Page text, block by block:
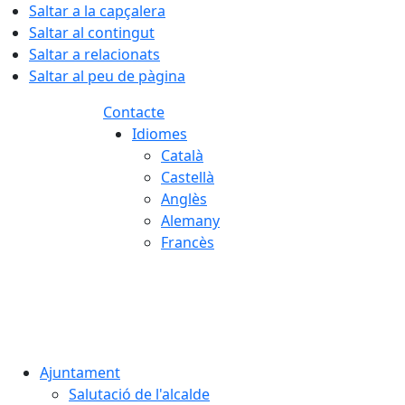
Saltar a la capçalera
Saltar al contingut
Saltar a relacionats
Saltar al peu de pàgina
Contacte
Idiomes
Català
Castellà
Anglès
Alemany
Francès
Ajuntament
Salutació de l'alcalde